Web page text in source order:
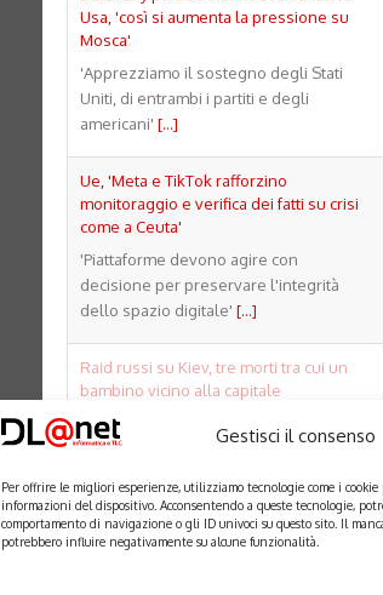
Gestisci il consenso
Per offrire le migliori esperienze, utilizziamo tecnologie come i cookie
informazioni del dispositivo. Acconsentendo a queste tecnologie,
comportamento di navigazione o gli ID univoci su questo sito. Il
potrebbero influire negativamente su alcune funzionalità.
Usa, 'così si aumenta la pressione su
Mosca'
'Apprezziamo il sostegno degli Stati
Uniti, di entrambi i partiti e degli
americani' [...]
Ue, 'Meta e TikTok rafforzino
monitoraggio e verifica dei fatti su crisi
come a Ceuta'
'Piattaforme devono agire con
decisione per preservare l'integrità
dello spazio digitale' [...]
Raid russi su Kiev, tre morti tra cui un
bambino vicino alla capitale
Due ondate di attacchi, esplosioni
avvertite anche a Dnipro[...]